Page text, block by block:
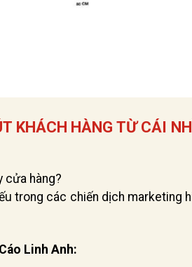
KHÁCH HÀNG TỪ CÁI
cửa hàng?
trong các chiến dịch marketing
Linh Anh: